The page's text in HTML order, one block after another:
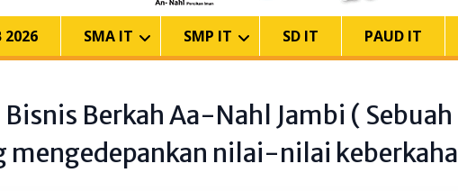
2026 SMA IT SMP IT SD IT PAUD IT
Berkah Aa-Nahl Jambi ( Sebuah
mengedepankan nilai-nilai